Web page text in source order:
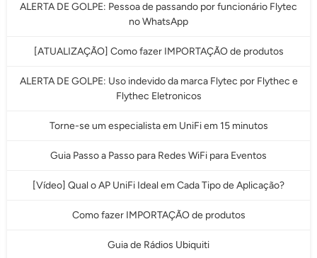
ALERTA DE GOLPE: Pessoa de passando por funcionário Flytec
no WhatsApp
[ATUALIZAÇÃO] Como fazer IMPORTAÇÃO de produtos
ALERTA DE GOLPE: Uso indevido da marca Flytec por Flythec e
Flythec Eletronicos
Torne-se um especialista em UniFi em 15 minutos
Guia Passo a Passo para Redes WiFi para Eventos
[Vídeo] Qual o AP UniFi Ideal em Cada Tipo de Aplicação?
Como fazer IMPORTAÇÃO de produtos
Guia de Rádios Ubiquiti